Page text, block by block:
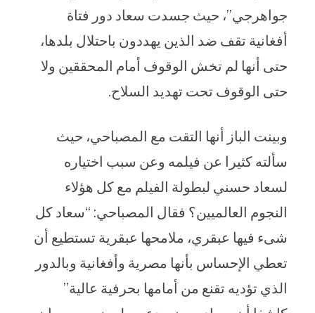
جواهرجي”، حيث جسدت سعاد دور فتاة
أفغانية تقف ضد الذين يهددون باحتلال بلدها،
حتى أنها لم تخش الوقوف أمام المحققين ولا
حتى الوقوف تحت تهديد السلاح.
وبينت الباز أنها التقت مع المصباحي، حيث
سألته كثيرا عن فيلمه وعن سبب اختياره
لسعاد حسني لبطولة الفيلم مع كل هؤلاء
النجوم العالميين؟ فقال المصباحي: “سعاد كل
شىء فيها عبقري، ملامحها عبقرية تستطيع أن
تعطي الإحساس بأنها مصرية وأفغانية وبالدور
الذي تؤديه تقنع من أمامها بحرفية عالية”